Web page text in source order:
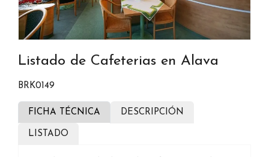
Listado de Cafeterias en Alava
BRK0149
FICHA TÉCNICA DESCRIPCIÓN
LISTADO